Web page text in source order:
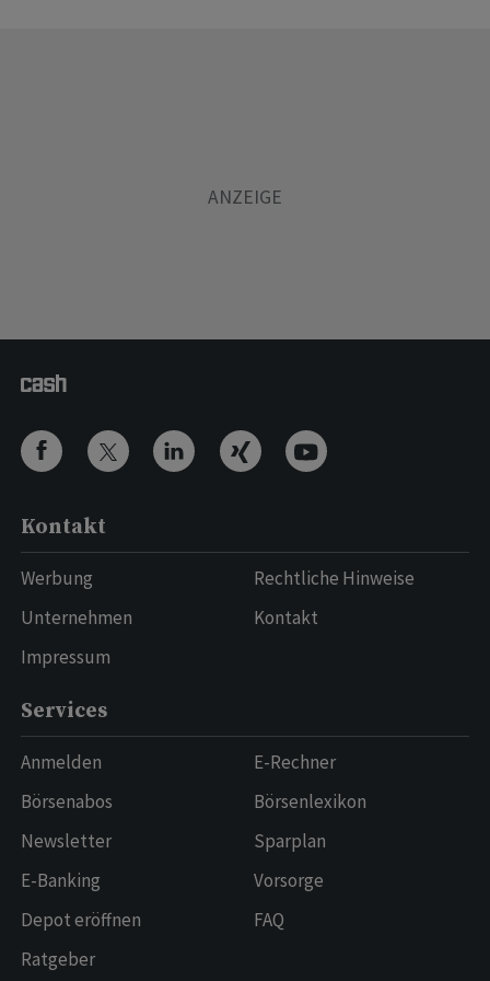
Kontakt
Werbung
Unternehmen
Impressum
Rechtliche Hinweise
Kontakt
Services
Anmelden
Börsenabos
Newsletter
E-Banking
Depot eröffnen
Ratgeber
E-Rechner
Börsenlexikon
Sparplan
Vorsorge
FAQ